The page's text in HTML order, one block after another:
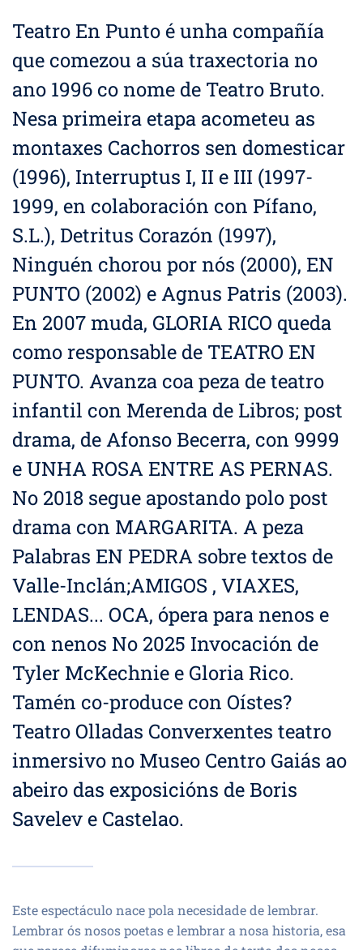
Teatro En Punto é unha compañía
que comezou a súa traxectoria no
ano 1996 co nome de Teatro Bruto.
Nesa primeira etapa acometeu as
montaxes Cachorros sen domesticar
(1996), Interruptus I, II e III (1997-
1999, en colaboración con Pífano,
S.L.), Detritus Corazón (1997),
Ninguén chorou por nós (2000), EN
PUNTO (2002) e Agnus Patris (2003).
En 2007 muda, GLORIA RICO queda
como responsable de TEATRO EN
PUNTO. Avanza coa peza de teatro
infantil con Merenda de Libros; post
drama, de Afonso Becerra, con 9999
e UNHA ROSA ENTRE AS PERNAS.
No 2018 segue apostando polo post
drama con MARGARITA. A peza
Palabras EN PEDRA sobre textos de
Valle-Inclán;AMIGOS , VIAXES,
LENDAS... OCA, ópera para nenos e
con nenos No 2025 Invocación de
Tyler McKechnie e Gloria Rico.
Tamén co-produce con Oístes?
Teatro Olladas Converxentes teatro
inmersivo no Museo Centro Gaiás ao
abeiro das exposicións de Boris
Savelev e Castelao.
Este espectáculo nace pola necesidade de lembrar.
Lembrar ós nosos poetas e lembrar a nosa historia, esa